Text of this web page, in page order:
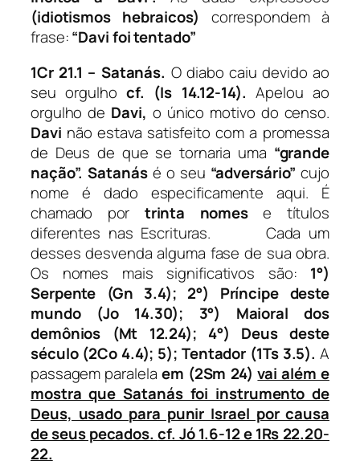
(idiotismos hebraicos) correspondem à
frase:“Davi foi tentado”
1Cr 21.1 – Satanás. O diabo caiu devido ao
seu orgulhocf. (Is 14.12-14). Apelou ao
orgulho de Davi, o único motivo do censo.
Davi não estava satisfeito com a promessa
de Deus de que se tornaria uma “grande
nação”. Satanásé o seu “adversário” cujo
nome é dado especificamente aqui. É
chamado por trinta nomes e títulos
diferentes nas Escrituras. Cada um
desses desvenda alguma fase de sua obra.
Os nomes mais significativos são: 1°)
Serpente (Gn 3.4); 2°) Príncipe deste
mundo (Jo 14.30); 3°) Maioral dos
demônios (Mt 12.24); 4°) Deus deste
século (2Co 4.4); 5); Tentador (1Ts 3.5). A
passagem paralela em (2Sm 24) vai além e
mostra que Satanás foi instrumento de
Deus, usado para punir Israel por causa
de seus pecados.cf. Jó 1.6-12 e 1Rs 22.20-
22.